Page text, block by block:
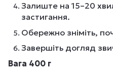
Залиште на 15–20
застигання.
Обережно зніміть,
Завершіть догляд
Вага 400 г